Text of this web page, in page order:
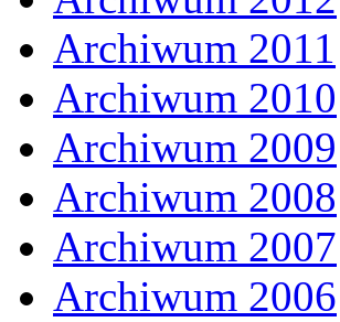
Archiwum 2011
Archiwum 2010
Archiwum 2009
Archiwum 2008
Archiwum 2007
Archiwum 2006